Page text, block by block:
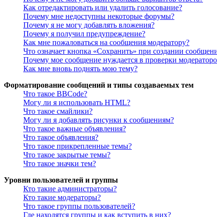
Как отредактировать или удалить голосование?
Почему мне недоступны некоторые форумы?
Почему я не могу добавлять вложения?
Почему я получил предупреждение?
Как мне пожаловаться на сообщения модератору?
Что означает кнопка «Сохранить» при создании
Почему мое сообщение нуждается в проверки
Как мне вновь поднять мою тему?
Форматирование сообщений и типы создаваемых тем
Что такое BBCode?
Могу ли я использовать HTML?
Что такое смайлики?
Могу ли я добавлять рисунки к сообщениям?
Что такое важные объявления?
Что такое объявления?
Что такое прикрепленные темы?
Что такое закрытые темы?
Что такое значки тем?
Уровни пользователей и группы
Кто такие администраторы?
Кто такие модераторы?
Что такое группы пользователей?
Где находятся группы и как вступить в них?